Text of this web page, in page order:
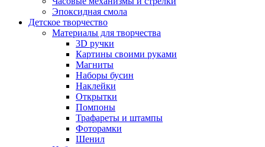
Эпоксидная смола
Детское творчество
Материалы для творчества
3D ручки
Картины своими руками
Магниты
Наборы бусин
Наклейки
Открытки
Помпоны
Трафареты и штампы
Фоторамки
Шенил